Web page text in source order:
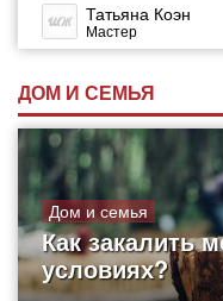
Татьяна Коэн
Мастер
ДОМ И СЕМЬЯ
Дом и семья
Как закалить
условиях?